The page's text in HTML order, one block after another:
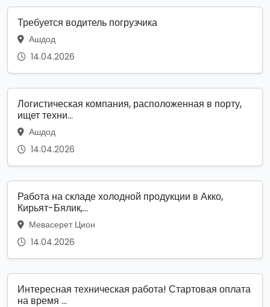
Требуется водитель погрузчика
Ашдод
14.04.2026
Логистическая компания, расположенная в порту,
ищет техни...
Ашдод
14.04.2026
Работа на складе холодной продукции в Акко,
Кирьят-Бялик,...
Мевасерет Цион
14.04.2026
Интересная техническая работа! Стартовая оплата
на время ...